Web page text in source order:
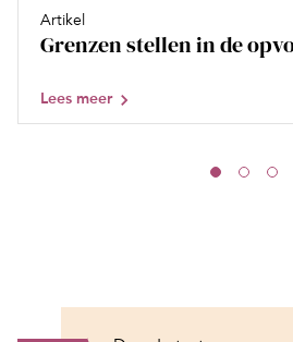
Artikel
Grenzen stellen in de
Lees meer